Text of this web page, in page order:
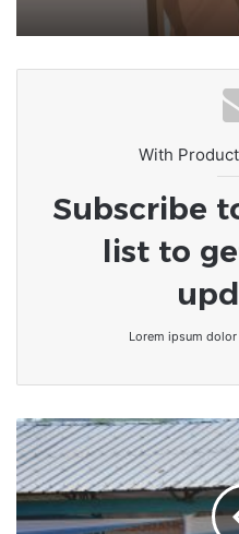
With
Subscribe
list to
Lorem ipsum
Togo-
Kozah/Evala
2022 :
La
grande